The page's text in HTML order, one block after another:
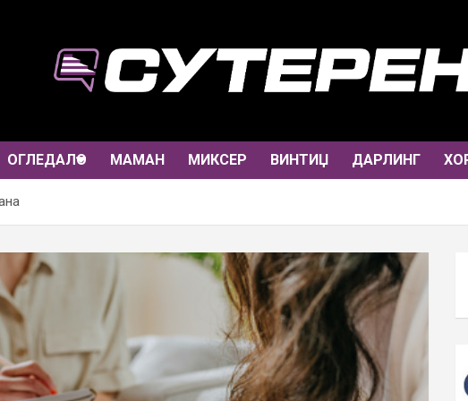
ОГЛЕДАЛО МАМАН МИКСЕР ВИНТИЏ ДАРЛИНГ